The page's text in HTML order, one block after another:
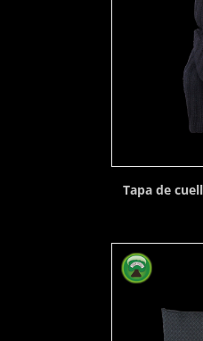
Tapa de